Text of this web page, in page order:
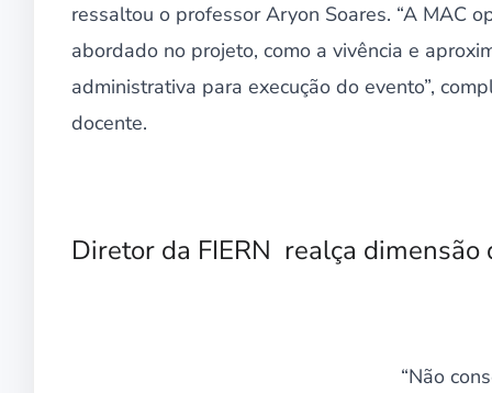
ressaltou o professor Aryon Soares. “A MAC
abordado no projeto, como a vivência e
administrativa para execução do evento”,
docente.
Diretor da FIERN realça dimensão
“Não